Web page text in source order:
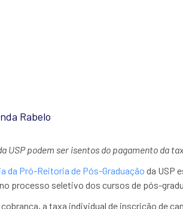
Rabelo
USP podem ser isentos do pagamento da
da Pró-Reitoria de Pós-Graduação da USP
processo seletivo dos cursos de pós-
a taxa individual de inscrição de